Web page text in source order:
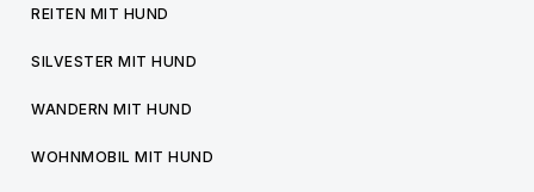
REITEN MIT HUND
SILVESTER MIT HUND
WANDERN MIT HUND
WOHNMOBIL MIT HUND